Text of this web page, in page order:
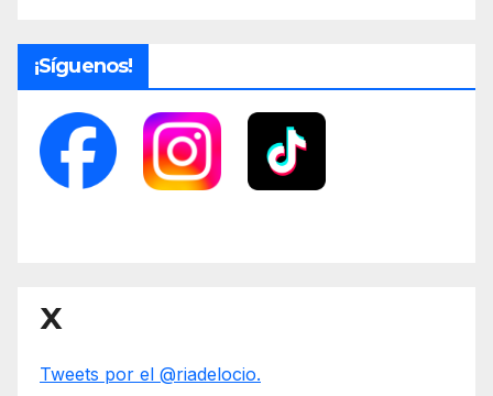
¡Síguenos!
X
Tweets por el @riadelocio.